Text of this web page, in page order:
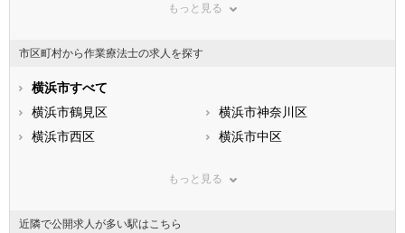
神奈川県
石川県
福井県
静岡県
滋賀県
大阪府
兵庫県
和歌山県
山口県
もっと見る
市区町村から作業療法士の求人を探す
横浜市すべて
横浜市鶴見区
横浜市神奈川区
横浜市西区
横浜市中区
横浜市金沢区
もっと見る
近隣で公開求人が多い駅はこちら